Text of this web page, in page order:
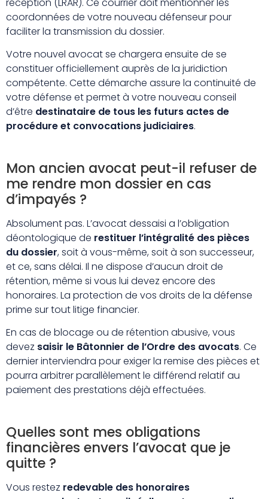
coordonnées de votre nouveau défenseur pour
faciliter la transmission du dossier.
Votre nouvel avocat se chargera ensuite de se
constituer officiellement auprès de la juridiction
compétente. Cette démarche assure la continuité de
votre défense et permet à votre nouveau conseil
d’être destinataire de tous les futurs actes de
procédure et convocations judiciaires.
Mon ancien avocat peut-il refuser de
me rendre mon dossier en cas
d’impayés ?
Absolument pas. L’avocat dessaisi a l’obligation
déontologique de restituer l’intégralité des pièces
du dossier, soit à vous-même, soit à son successeur,
et ce, sans délai. Il ne dispose d’aucun droit de
rétention, même si vous lui devez encore des
honoraires. La protection de vos droits de la défense
prime sur tout litige financier.
En cas de blocage ou de rétention abusive, vous
devez saisir le Bâtonnier de l’Ordre des avocats. Ce
dernier interviendra pour exiger la remise des pièces et
pourra arbitrer parallèlement le différend relatif au
paiement des prestations déjà effectuées.
Quelles sont mes obligations
financières envers l’avocat que je
quitte ?
Vous restez redevable des honoraires